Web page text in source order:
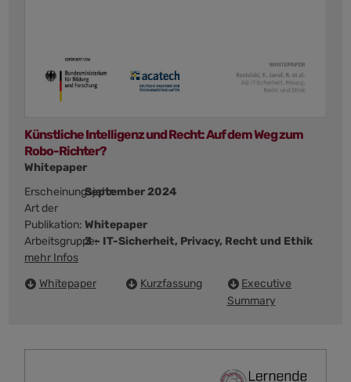
Künstliche Intelligenz und Recht: Auf dem Weg zum
Robo-Richter?
Whitepaper
Erscheinungsjahr:September 2024
Art der
Publikation: Whitepaper
Arbeitsgruppe:3 – IT-Sicherheit, Privacy, Recht und Ethik
mehr Infos
Whitepaper
Kurzfassung
Executive
Summary